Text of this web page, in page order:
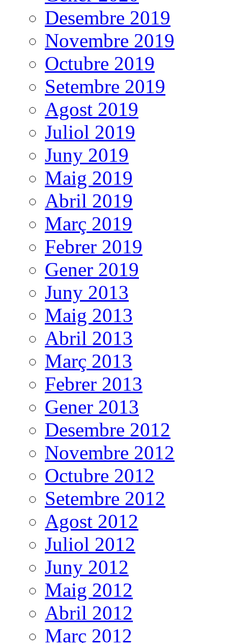
Desembre 2019
Novembre 2019
Octubre 2019
Setembre 2019
Agost 2019
Juliol 2019
Juny 2019
Maig 2019
Abril 2019
Març 2019
Febrer 2019
Gener 2019
Juny 2013
Maig 2013
Abril 2013
Març 2013
Febrer 2013
Gener 2013
Desembre 2012
Novembre 2012
Octubre 2012
Setembre 2012
Agost 2012
Juliol 2012
Juny 2012
Maig 2012
Abril 2012
Març 2012